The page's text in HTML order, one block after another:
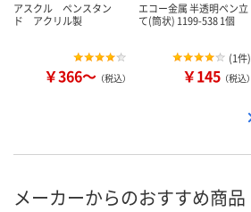
アスクル ペンスタン
ド アクリル製
￥366～ （税込）
エコー金属 半透明ペン立
て(筒状) 1199-538 1個
(1件)
￥145 （税込）
メーカーからのおすすめ商品